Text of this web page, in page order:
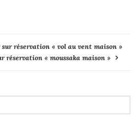
réservation « vol au vent maison »
réservation « moussaka maison »